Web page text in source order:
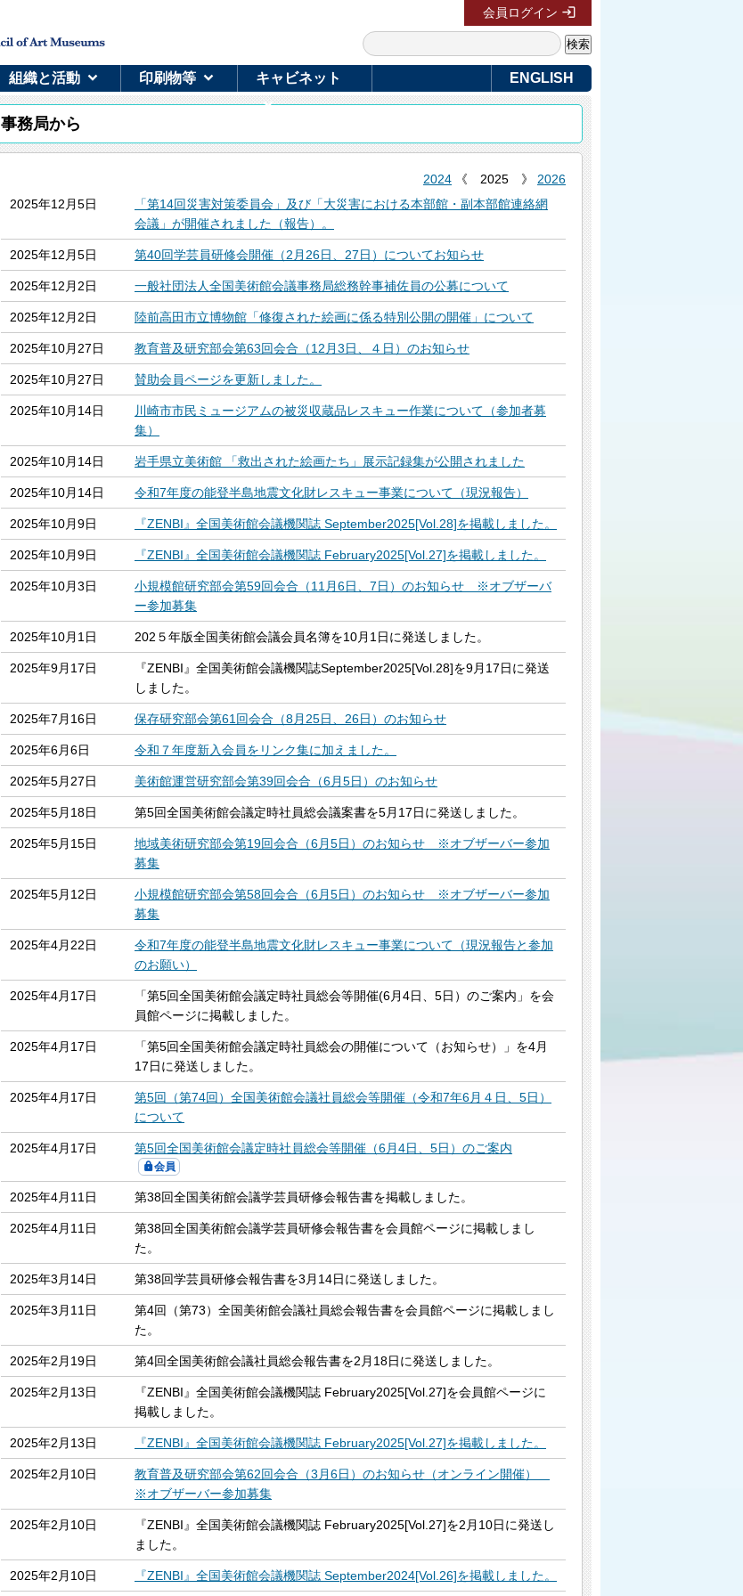
会員ログイン
組織と活動 印刷物等 キャビネット ENGLISH
事務局から
2024 《 2025 》 2026
2025年12月5日
「第14回災害対策委員会」及び「大災害における本部館・副本部館連絡網
会議」が開催されました（報告）。
2025年12月5日 第40回学芸員研修会開催（2月26日、27日）についてお知らせ
2025年12月2日 一般社団法人全国美術館会議事務局総務幹事補佐員の公募について
2025年12月2日 陸前高田市立博物館「修復された絵画に係る特別公開の開催」について
2025年10月27日 教育普及研究部会第63回会合（12月3日、４日）のお知らせ
2025年10月27日 賛助会員ページを更新しました。
2025年10月14日
川崎市市民ミュージアムの被災収蔵品レスキュー作業について（参加者募
集）
2025年10月14日 岩手県立美術館 「救出された絵画たち」展示記録集が公開されました
2025年10月14日 令和7年度の能登半島地震文化財レスキュー事業について（現況報告）
2025年10月9日 『ZENBI』全国美術館会議機関誌 September2025[Vol.28]を掲載しました。
2025年10月9日 『ZENBI』全国美術館会議機関誌 February2025[Vol.27]を掲載しました。
2025年10月3日
小規模館研究部会第59回会合（11月6日、7日）のお知らせ ※オブザーバ
ー参加募集
2025年10月1日 202５年版全国美術館会議会員名簿を10月1日に発送しました。
2025年9月17日
『ZENBI』全国美術館会議機関誌September2025[Vol.28]を9月17日に発送
しました。
2025年7月16日 保存研究部会第61回会合（8月25日、26日）のお知らせ
2025年6月6日 令和７年度新入会員をリンク集に加えました。
2025年5月27日 美術館運営研究部会第39回会合（6月5日）のお知らせ
2025年5月18日 第5回全国美術館会議定時社員総会議案書を5月17日に発送しました。
2025年5月15日
地域美術研究部会第19回会合（6月5日）のお知らせ ※オブザーバー参加
募集
2025年5月12日
小規模館研究部会第58回会合（6月5日）のお知らせ ※オブザーバー参加
募集
2025年4月22日
令和7年度の能登半島地震文化財レスキュー事業について（現況報告と参加
のお願い）
2025年4月17日
「第5回全国美術館会議定時社員総会等開催(6月4日、5日）のご案内」を会
員館ページに掲載しました。
2025年4月17日
「第5回全国美術館会議定時社員総会の開催について（お知らせ）」を4月
17日に発送しました。
2025年4月17日
第5回（第74回）全国美術館会議社員総会等開催（令和7年6月４日、5日）
について
2025年4月17日 第5回全国美術館会議定時社員総会等開催（6月4日、5日）のご案内
会員
2025年4月11日 第38回全国美術館会議学芸員研修会報告書を掲載しました。
2025年4月11日
第38回全国美術館会議学芸員研修会報告書を会員館ページに掲載しまし
た。
2025年3月14日 第38回学芸員研修会報告書を3月14日に発送しました。
2025年3月11日
第4回（第73）全国美術館会議社員総会報告書を会員館ページに掲載しまし
た。
2025年2月19日 第4回全国美術館会議社員総会報告書を2月18日に発送しました。
2025年2月13日
『ZENBI』全国美術館会議機関誌 February2025[Vol.27]を会員館ページに
掲載しました。
2025年2月13日 『ZENBI』全国美術館会議機関誌 February2025[Vol.27]を掲載しました。
2025年2月10日
教育普及研究部会第62回会合（3月6日）のお知らせ（オンライン開催）
※オブザーバー参加募集
2025年2月10日
『ZENBI』全国美術館会議機関誌 February2025[Vol.27]を2月10日に発送し
ました。
2025年2月10日 『ZENBI』全国美術館会議機関誌 September2024[Vol.26]を掲載しました。